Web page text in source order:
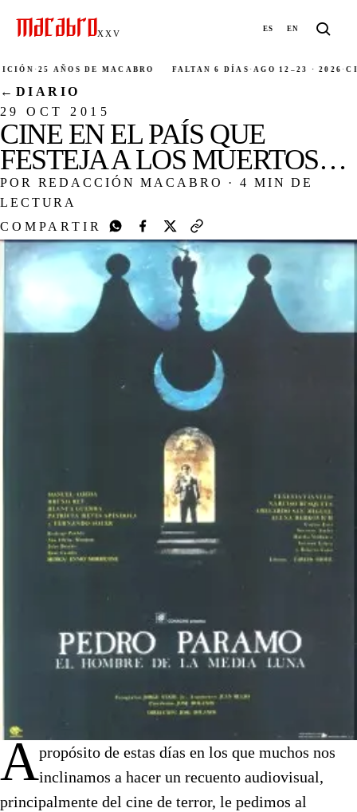
XXV ES EN
·25 AÑOS DE MACABRO FALTAN 6 DÍAS·AGO 12–23 · 2026·
← DIARIO
29 OCT 2015
CINE EN EL PAÍS QUE
FESTEJA A LOS MUERTOS…
POR REDACCIÓN MACABRO ·
4 MIN DE
LECTURA
COMPARTIR
Apropósito de estas días en los que muchos nos
inclinamos a hacer un recuento audiovisual,
principalmente del cine de terror, le pedimos al